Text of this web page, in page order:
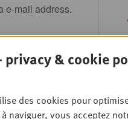
e-mail address.
qui
e-mail
privacy & cookie
des cookies pour
naviguer, vous acceptez